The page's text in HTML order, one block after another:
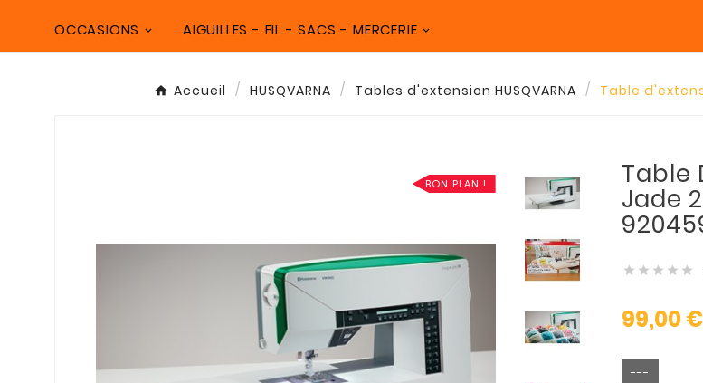
OCCASIONS AIGUILLES - FIL - SACS - MERCERIE
Accueil HUSQVARNA Tables d'extension HUSQVARNA Table
BON PLAN ! Table
Jade
    
99,00 €
---